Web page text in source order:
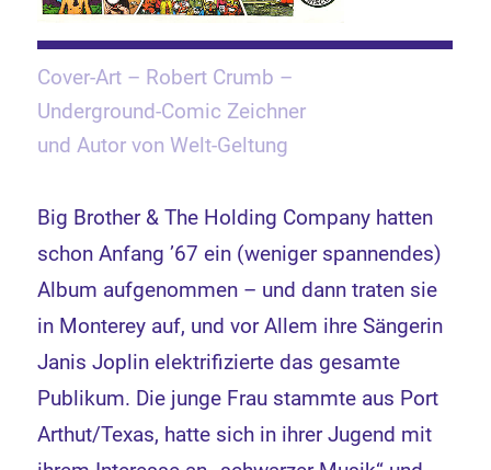
Cover-Art – Robert Crumb –
Underground-Comic Zeichner
und Autor von Welt-Geltung
Big Brother & The Holding Company hatten
schon Anfang ’67 ein (weniger spannendes)
Album aufgenommen – und dann traten sie
in Monterey auf, und vor Allem ihre Sängerin
Janis Joplin elektrifizierte das gesamte
Publikum. Die junge Frau stammte aus Port
Arthut/Texas, hatte sich in ihrer Jugend mit